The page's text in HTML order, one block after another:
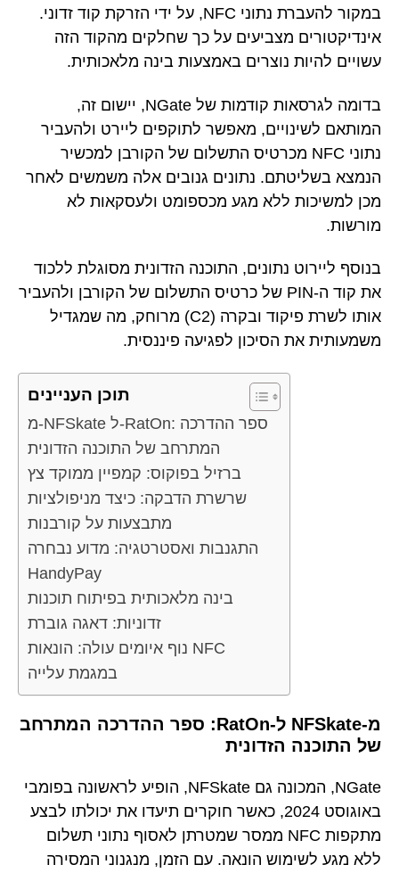
במקור להעברת נתוני NFC, על ידי הזרקת קוד זדוני.
אינדיקטורים מצביעים על כך שחלקים מהקוד הזה
עשויים להיות נוצרים באמצעות בינה מלאכותית.
בדומה לגרסאות קודמות של NGate, יישום זה,
המותאם לשינויים, מאפשר לתוקפים ליירט ולהעביר
נתוני NFC מכרטיס התשלום של הקורבן למכשיר
הנמצא בשליטתם. נתונים גנובים אלה משמשים לאחר
מכן למשיכות ללא מגע מכספומט ולעסקאות לא
מורשות.
בנוסף ליירוט נתונים, התוכנה הזדונית מסוגלת ללכוד
את קוד ה-PIN של כרטיס התשלום של הקורבן ולהעביר
אותו לשרת פיקוד ובקרה (C2) מרוחק, מה שמגדיל
משמעותית את הסיכון לפגיעה פיננסית.
תוכן העניינים
מ-NFSkate ל-RatOn: ספר ההדרכה
המתרחב של התוכנה הזדונית
ברזיל בפוקוס: קמפיין ממוקד צץ
שרשרת הדבקה: כיצד מניפולציות
מתבצעות על קורבנות
התגנבות ואסטרטגיה: מדוע נבחרה
HandyPay
בינה מלאכותית בפיתוח תוכנות
זדוניות: דאגה גוברת
נוף איומים עולה: הונאות NFC
במגמת עלייה
מ-NFSkate ל-RatOn: ספר ההדרכה המתרחב
של התוכנה הזדונית
NGate, המכונה גם NFSkate, הופיע לראשונה בפומבי
באוגוסט 2024, כאשר חוקרים תיעדו את יכולתו לבצע
מתקפות NFC ממסר שמטרתן לאסוף נתוני תשלום
ללא מגע לשימוש הונאה. עם הזמן, מנגנוני המסירה